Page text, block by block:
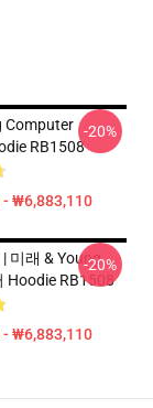
Computer
RB1508
₩6,883,110
-20%
미래 & Young
Hoodie RB1508
₩6,883,110
-20%